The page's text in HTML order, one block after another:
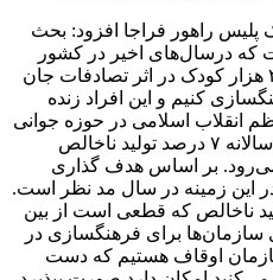
پلیس راهور فراجا افزود: بحث
درسال‌های اخیر در کشور
دنبال می‌شود. در حالیکه سالانه ۳ هزار کودک در اثر تصادفات جان
کنیم و این افراد زنده
انقلاب اسلامی در حوزه جوانی
جمعیت اجرا شده است. همچنین سالانه ۷ درصد تولید ناخالص
می‌رود. بر اساس هدف گذاری
در این زمینه در سال مد نظر است.
این ۷ درصد تولید ناخالص که قطعی است از بین
سازمان‌ها برای فرهنگسازی در
اوقاف هستیم که دست